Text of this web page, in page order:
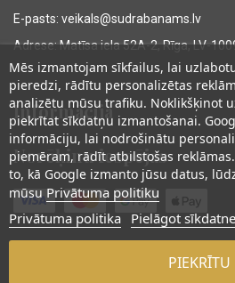
E-pasts: veikals@sudrabanams.lv
Adrese: Matīsa iela 52A-2, Rīga, LV-
Informācija
Norēķinu iespējas
© Sudraba Nams. Visas
Mēs izmantojam sīkfailus, lai
pieredzi, rādītu personalizētas
analizētu mūsu trafiku. Noklikšķinot
piekrītat sīkdatņu izmantošanai.
informāciju, lai nodrošinātu
piemēram, rādīt atbilstošas
to, kā Google izmanto jūsu datus,
mūsu Privātuma politiku
Privātuma politika Pielāgot
PIEKRĪTU